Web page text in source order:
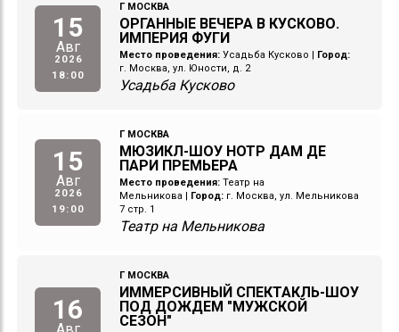
15
Авг
2026
18:00
Г МОСКВА
ОРГАННЫЕ ВЕЧЕРА В КУСКОВО.
ИМПЕРИЯ ФУГИ
Место проведения: Усадьба Кусково
Город:
г. Москва, ул. Юности, д. 2
Усадьба Кусково
15
Авг
2026
19:00
Г МОСКВА
МЮЗИКЛ-ШОУ НОТР ДАМ ДЕ
ПАРИ ПРЕМЬЕРА
Место проведения: Театр на
Мельникова
Город: г. Москва, ул. Мельникова
7 стр. 1
Театр на Мельникова
16
Г МОСКВА
ИММЕРСИВНЫЙ СПЕКТАКЛЬ-ШОУ
ПОД ДОЖДЕМ "МУЖСКОЙ
СЕЗОН"